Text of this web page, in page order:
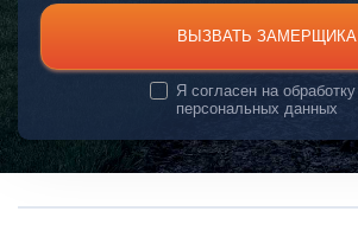
ВЫЗВАТЬ ЗАМЕРЩИКА
Я согласен наобработку
персональных данных